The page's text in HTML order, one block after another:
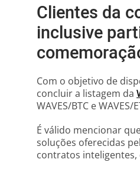
Clientes da
inclusive
Com o objetivo de
concluir a listagem da
WAVES/BTC e WAVES/
É válido mencionar
soluções oferecidas
contratos